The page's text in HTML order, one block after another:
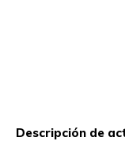
Descripción de